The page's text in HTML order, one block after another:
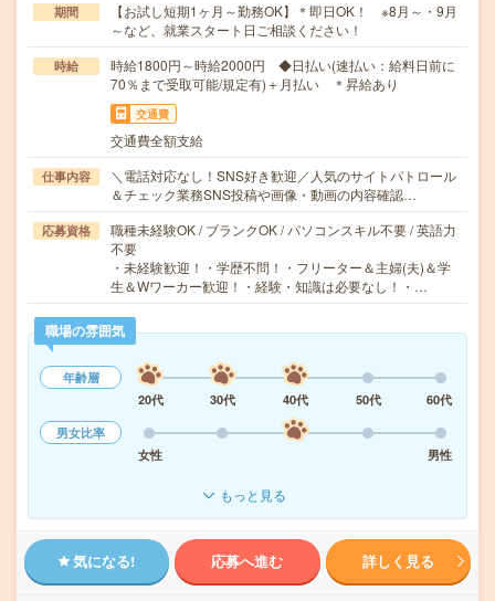
期間
【お試し短期1ヶ月～勤務OK】＊即日OK！ ※8月～・9月
～など、就業スタート日ご相談ください！
時給
時給1800円～時給2000円 ◆日払い(速払い：給料日前に
70％まで受取可能/規定有)＋月払い ＊昇給あり
交通費
交通費全額支給
仕事内容
＼電話対応なし！SNS好き歓迎／人気のサイトパトロール
＆チェック業務SNS投稿や画像・動画の内容確認…
応募資格
職種未経験OK / ブランクOK / パソコンスキル不要 / 英語力
不要
・未経験歓迎！・学歴不問！・フリーター＆主婦(夫)＆学
生＆Wワーカー歓迎！・経験・知識は必要なし！・…
職場の雰囲気
年齢層
20代
30代 40代 50代
60代
男女比率
女性
男性
もっと見る
気になる! 応募へ進む 詳しく見る